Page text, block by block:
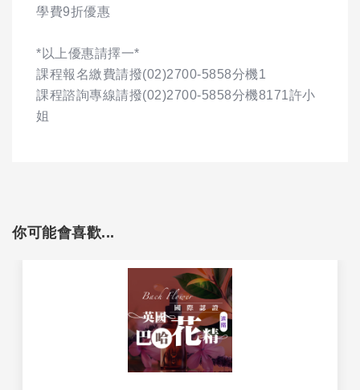
學費9折優惠
*以上優惠請擇一*
課程報名繳費請撥(02)2700-5858分機1
課程諮詢專線請撥(02)2700-5858分機8171許小
姐
你可能會喜歡...